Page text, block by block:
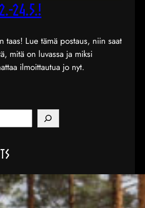
24.5.!
taas! Lue tämä postaus, niin saat
mitä on luvassa ja miksi
ilmoittautua jo nyt.